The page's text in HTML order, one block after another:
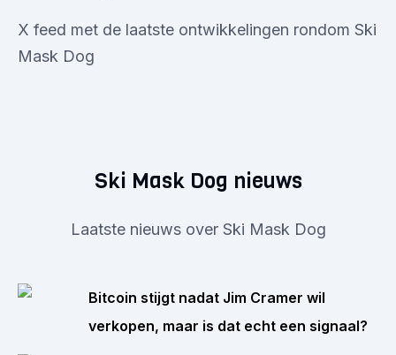
X feed met de laatste ontwikkelingen rondom Ski
Mask Dog
Ski Mask Dog nieuws
Laatste nieuws over Ski Mask Dog
Bitcoin stijgt nadat Jim Cramer wil
verkopen, maar is dat echt een signaal?